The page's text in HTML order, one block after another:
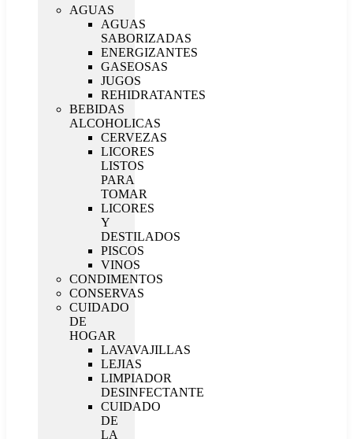
AGUAS
AGUAS
SABORIZADAS
ENERGIZANTES
GASEOSAS
JUGOS
REHIDRATANTES
BEBIDAS
ALCOHOLICAS
CERVEZAS
LICORES
LISTOS
PARA
TOMAR
LICORES
Y
DESTILADOS
PISCOS
VINOS
CONDIMENTOS
CONSERVAS
CUIDADO
DE
HOGAR
LAVAVAJILLAS
LEJIAS
LIMPIADOR
DESINFECTANTE
CUIDADO
DE
LA